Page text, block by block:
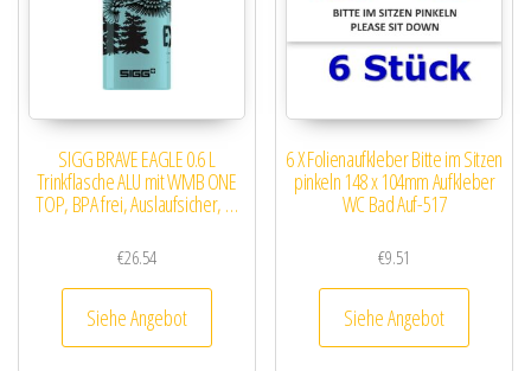
SIGG BRAVE EAGLE 0.6 L
Trinkflasche ALU mit WMB ONE
TOP, BPA frei, Auslaufsicher, …
€26.54
Siehe Angebot
6 X Folienaufkleber Bitte im Sitzen
pinkeln 148 x 104mm Aufkleber
WC Bad Auf-517
€9.51
Siehe Angebot